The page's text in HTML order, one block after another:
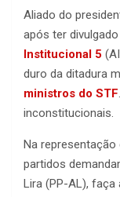
Aliado do
após ter
Institucional 5
duro da ditadura
ministros do STF
inconstitucionais.
Na representação
partidos
Lira (PP-AL), faça